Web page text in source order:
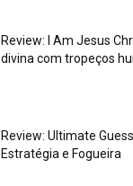
Review: I Am Jesus
divina com tropeços
Review: Ultimate
Estratégia e Fogueira